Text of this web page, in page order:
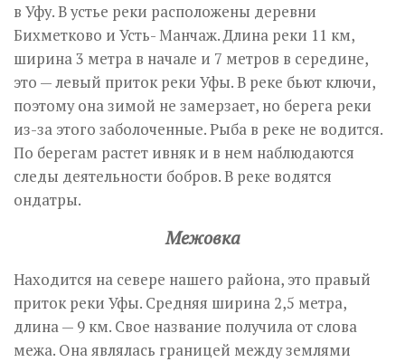
в Уфу. В устье реки расположены деревни
Бихметково и Усть- Манчаж. Длина реки 11 км,
ширина 3 метра в начале и 7 метров в середине,
это — левый приток реки Уфы. В реке бьют ключи,
поэтому она зимой не замерзает, но берега реки
из-за этого заболоченные. Рыба в реке не водится.
По берегам растет ивняк и в нем наблюдаются
следы деятельности бобров. В реке водятся
ондатры.
Межовка
Находится на севере нашего района, это правый
приток реки Уфы. Средняя ширина 2,5 метра,
длина — 9 км. Свое название получила от слова
межа. Она являлась границей между землями